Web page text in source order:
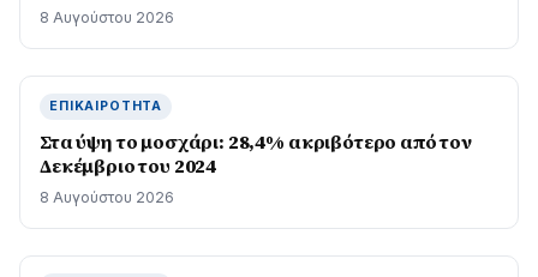
8 Αυγούστου 2026
ΕΠΙΚΑΙΡΌΤΗΤΑ
Στα ύψη το μοσχάρι: 28,4% ακριβότερο από τον
Δεκέμβριο του 2024
8 Αυγούστου 2026